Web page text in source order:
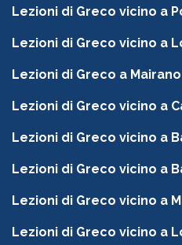
Lezioni di Greco vicino a
Lezioni di Greco vicino a
Lezioni di Greco a Mairano
Lezioni di Greco vicino a
Lezioni di Greco vicino a
Lezioni di Greco vicino a
Lezioni di Greco vicino a
Lezioni di Greco vicino a